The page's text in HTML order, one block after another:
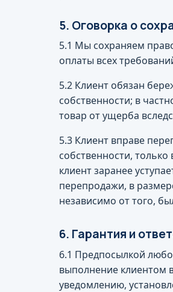
5. Оговорка о
5.1 Мы сохраняем
оплаты всех
5.2 Клиент обязан
собственности; в
товар от ущерба
5.3 Клиент вправе
собственности,
клиент заранее
перепродажи, в
независимо от того,
6. Гарантия и
6.1 Предпосылкой
выполнение клиентом
уведомлению,